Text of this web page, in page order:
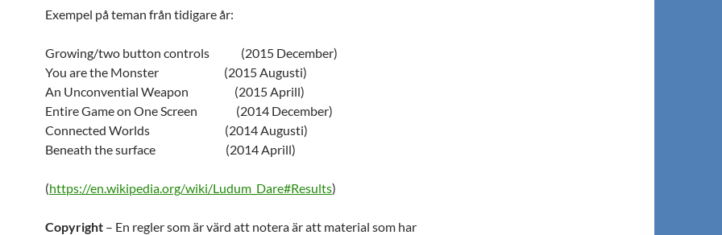
Exempel på teman från tidigare år:
Growing/two button controls (2015 December)
You are the Monster (2015 Augusti)
An Unconvential Weapon (2015 Aprill)
Entire Game on One Screen (2014 December)
Connected Worlds (2014 Augusti)
Beneath the surface (2014 Aprill)
(https://en.wikipedia.org/wiki/Ludum_Dare#Results)
Copyright – En regler som är värd att notera är att material som har